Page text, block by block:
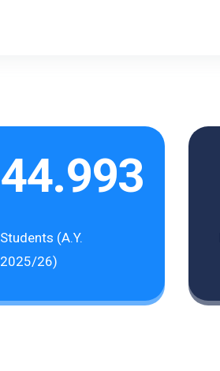
44.993
Students (A.Y.
2025/26)